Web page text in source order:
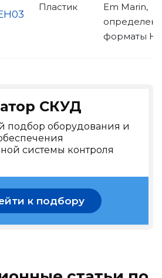
Пластик
Em Marin,
форматы
СКУД
подбор оборудования и
системы контроля
к подбору